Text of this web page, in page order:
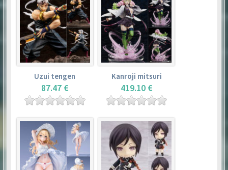
Uzui tengen
87.47 €
Kanroji mitsuri
419.10 €